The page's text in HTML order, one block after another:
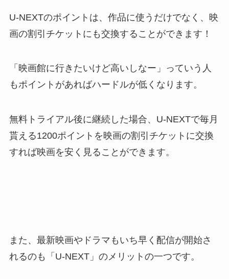
U-NEXTのポイントは、作品に使うだけでなく、映
画の割引チケットにも交換することができます！
「映画館に行きたいけど高いしなー」っていう人
もポイントがあればハードルが低くなります。
無料トライアル後に継続した場合、U-NEXTで毎月
貰える1200ポイントを映画の割引チケットに交換
すれば映画を安く見ることができます。
また、最新映画やドラマもいち早く配信が開始さ
れるのも「U-NEXT」のメリットの一つです。